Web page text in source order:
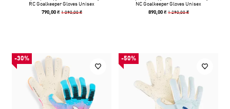
RC Goalkeeper Gloves Unisex
790,00 ₴ 1 090,00 ₴
NC Goalkeeper Gloves Unisex
890,00 ₴ 1 290,00 ₴
-30% -50%